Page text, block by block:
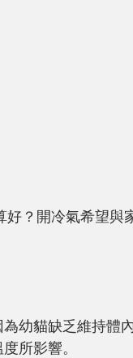
？開冷氣希望與
幼貓缺乏維持體
所影響。